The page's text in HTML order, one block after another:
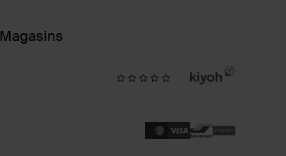
Magasins